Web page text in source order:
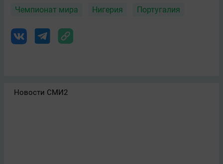
Чемпионат мира Нигерия Португалия
Новости СМИ2